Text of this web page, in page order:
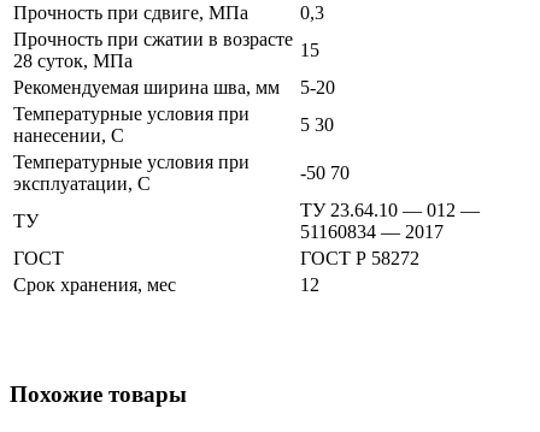
Прочность при сдвиге, МПа
0,3
Прочность при сжатии в возрасте
28 суток, МПа
15
Рекомендуемая ширина шва, мм
5-20
Температурные условия при
нанесении, С
5 30
Температурные условия при
эксплуатации, С
-50 70
ТУ
ТУ 23.64.10 — 012 —
51160834 — 2017
ГОСТ
ГОСТ Р 58272
Срок хранения, мес
12
Похожие товары